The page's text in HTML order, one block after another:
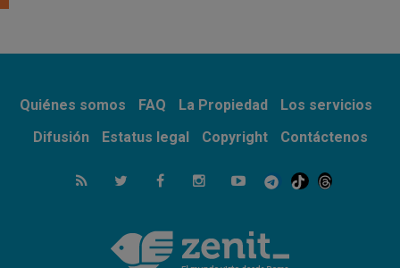
07.08.2026
07.08.2026
el compromiso del cristiano"
La matanza de niños en Gaza no cesa: 300
muertos en 300 días
Tagle: La guerra desfigura el mundo, solo la
revelación de Dios lo transfigura
Quiénes somos FAQ La Propiedad
Los servicios
Difusión
Estatus legal Copyright Contáctenos